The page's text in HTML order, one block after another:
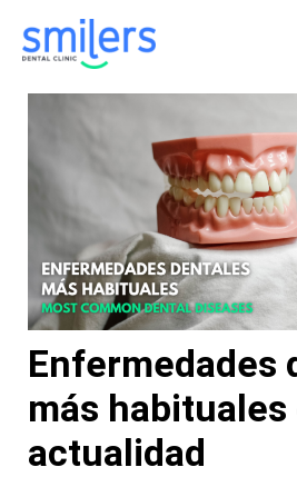
contenido
Enfermedades
más habituales
actualidad